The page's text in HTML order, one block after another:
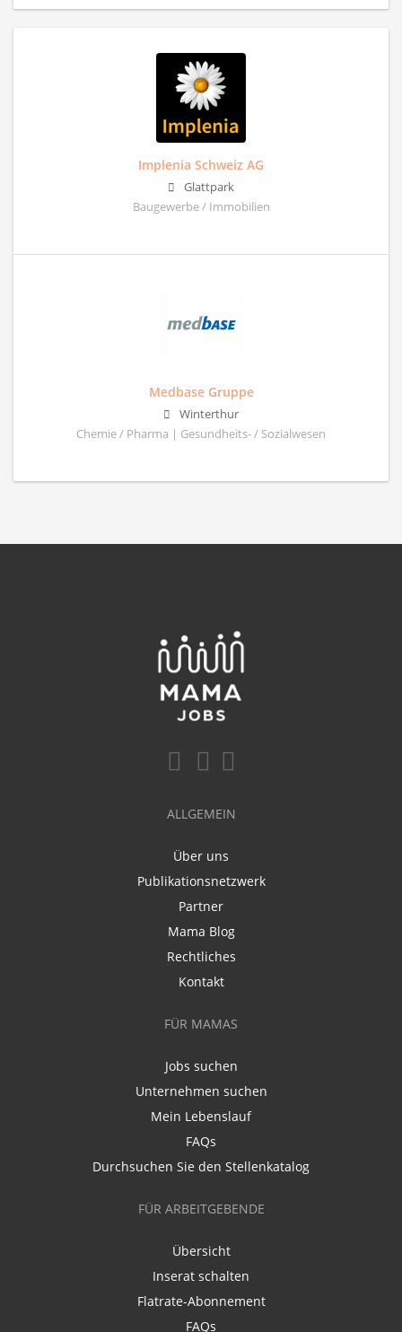
Implenia Schweiz AG
Glattpark
Baugewerbe / Immobilien
Medbase Gruppe
Winterthur
Chemie / Pharma | Gesundheits- / Sozialwesen
ALLGEMEIN
Über uns
Publikationsnetzwerk
Partner
Mama Blog
Rechtliches
Kontakt
FÜR MAMAS
Jobs suchen
Unternehmen suchen
Mein Lebenslauf
FAQs
Durchsuchen Sie den Stellenkatalog
FÜR ARBEITGEBENDE
Übersicht
Inserat schalten
Flatrate-Abonnement
FAQs